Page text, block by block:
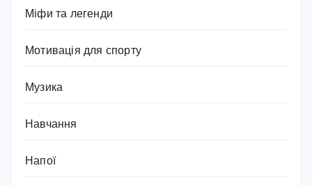
Міфи та легенди
Мотивація для спорту
Музика
Навчання
Напої